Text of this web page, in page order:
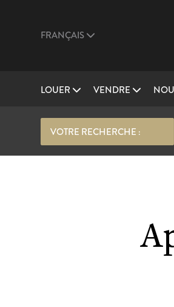
FRANÇAIS
LOUER VENDRE
VOTRE RECHERCHE :